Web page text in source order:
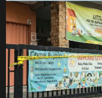
Politik
Budaya
Pendidikan